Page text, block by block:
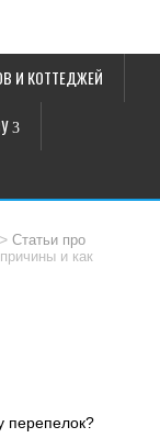
И КОТТЕДЖЕЙ
>Статьи про
и как
перепелок?